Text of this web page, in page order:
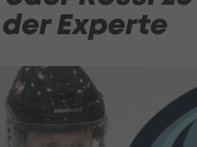
Experte